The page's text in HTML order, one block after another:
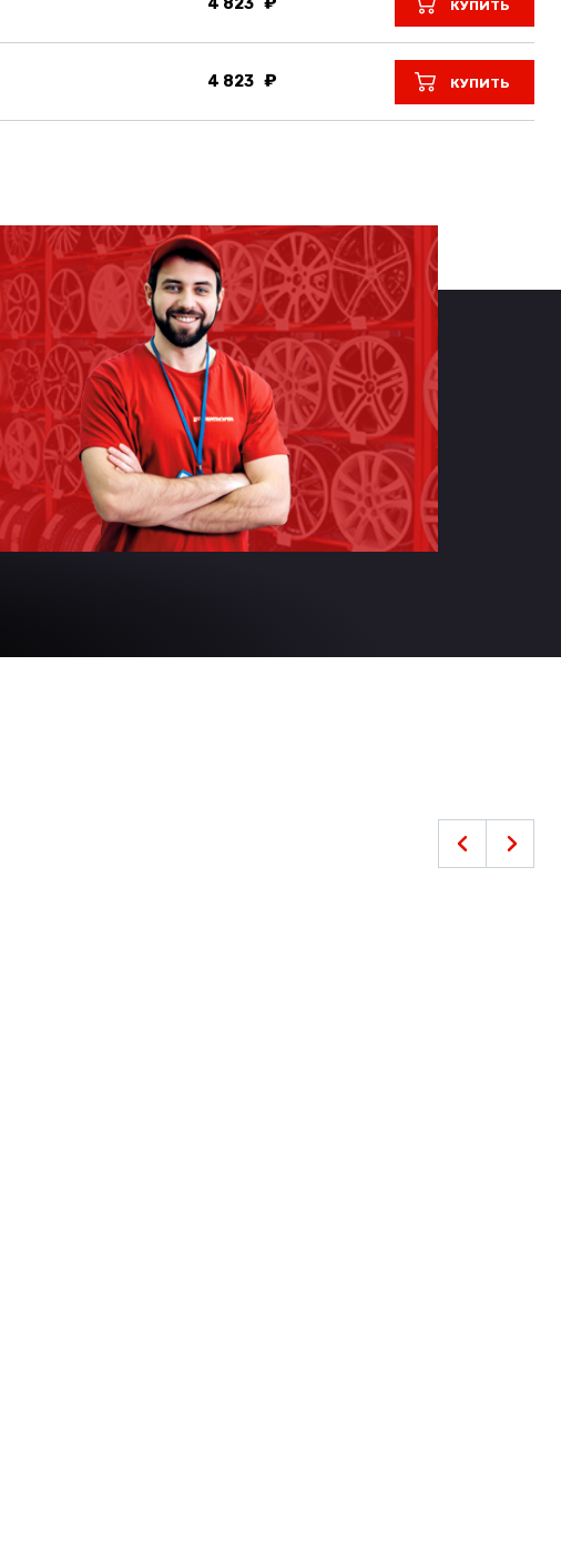
КУПИТЬ
4 823 КУПИТЬ